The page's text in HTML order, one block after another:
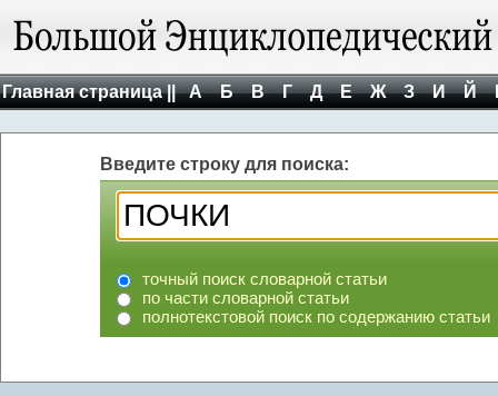
Главная страница || А Б В Г Д Е Ж З И Й
Введите строку для поиска:
точный поиск словарной статьи
по части словарной статьи
полнотекстовой поиск по содержанию статьи